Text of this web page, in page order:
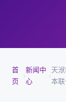
首
页
›
新闻中
心
›
天
本